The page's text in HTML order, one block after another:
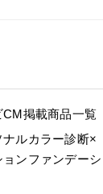
CM掲載商品一覧
ナルカラー診断×
ョンファンデーシ